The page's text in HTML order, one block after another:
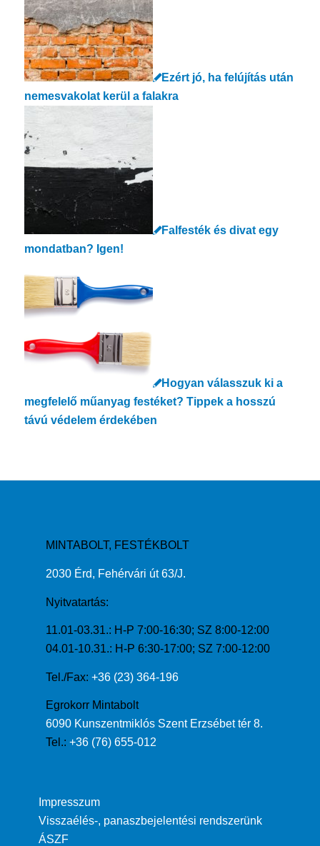
Ezért jó, ha felújítás után
nemesvakolat kerül a falakra
Falfesték és divat egy
mondatban? Igen!
Hogyan válasszuk ki a
megfelelő műanyag festéket? Tippek a hosszú
távú védelem érdekében
MINTABOLT, FESTÉKBOLT
2030 Érd, Fehérvári út 63/J.
Nyitvatartás:
11.01-03.31.: H-P 7:00-16:30; SZ 8:00-12:00
04.01-10.31.: H-P 6:30-17:00; SZ 7:00-12:00
Tel./Fax: +36 (23) 364-196
Egrokorr Mintabolt
6090 Kunszentmiklós Szent Erzsébet tér 8.
Tel.: +36 (76) 655-012
Impresszum
Visszaélés-, panaszbejelentési rendszerünk
ÁSZF